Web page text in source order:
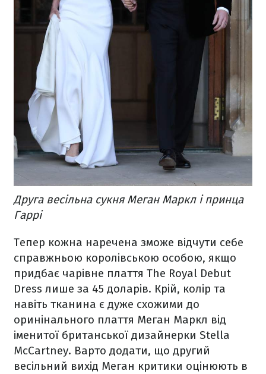
Друга весільна сукня Меган Маркл і принца
Гаррі
Тепер кожна наречена зможе відчути себе
справжньою королівською особою, якщо
придбає чарівне плаття The Royal Debut
Dress лише за 45 доларів. Крій, колір та
навіть тканина є дуже схожими до
оринінального плаття Меган Маркл від
іменитої британської дизайнерки Stella
McCartney. Варто додати, що другий
весільний вихід Меган критики оцінюють в